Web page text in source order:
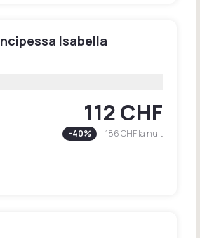
Isabella
112 CHF
-40% 186 CHFla nuit